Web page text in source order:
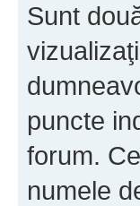
Sunt
puncte
forum.
numele